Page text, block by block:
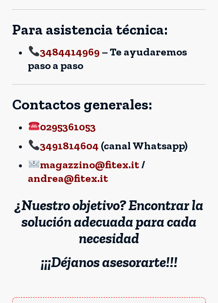
Para asistencia técnica:
3484414969 – Te ayudaremos
paso a paso
Contactos generales:
0295361053
3491814604 (canal Whatsapp)
magazzino@fitex.it/
andrea@fitex.it
¿Nuestro objetivo? Encontrar la
solución adecuada para cada
necesidad
¡¡¡Déjanos asesorarte!!!